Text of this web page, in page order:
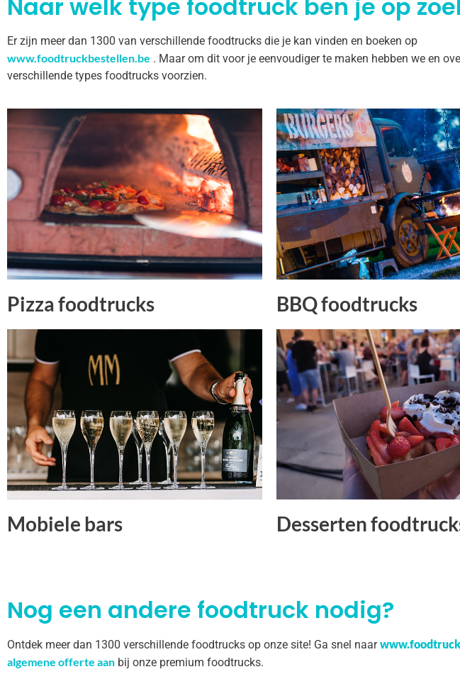
Naar welk type foodtruck ben je op
Er zijn meer dan 1300 van verschillende foodtrucks die je kan vinden en boeken op
www.foodtruckbestellen.be . Maar om dit voor je eenvoudiger te maken hebben we en
verschillende types foodtrucks voorzien.
Pizza foodtrucks BBQ foodtrucks
Mobiele bars Desserten
Nog een andere foodtruck nodig?
Ontdek meer dan 1300 verschillende foodtrucks op onze site! Ga snel naar
algemene offerte aan bij onze premium foodtrucks.